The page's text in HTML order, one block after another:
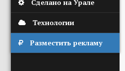
Сделано на Урале
Технологии
Разместить рекламу